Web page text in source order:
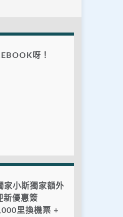
呀！
家小斯獨家額外
新優惠簽
里換機票 +